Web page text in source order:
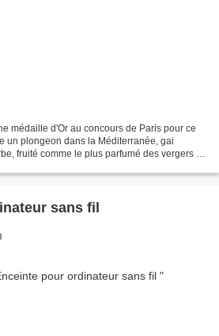
médaille d'Or au concours de Paris pour ce
un plongeon dans la Méditerranée, gai
fruité comme le plus parfumé des vergers et
sans fil